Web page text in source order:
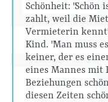
Schönheit: "Schön
zahlt, weil die
Vermieterin
Kind. "Man muss
keiner, der es
eines Mannes mit
Beziehungen
diesen Zeiten